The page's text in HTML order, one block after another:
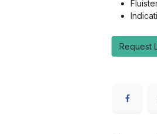
Request